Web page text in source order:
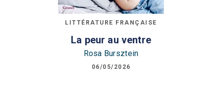
LITTÉRATURE FRANÇAISE
La peur au ventre
Rosa Bursztein
06/05/2026